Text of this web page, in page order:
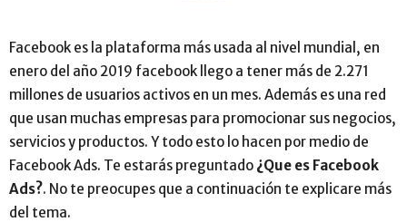
Facebook es la plataforma más usada al nivel mundial, en
enero del año 2019 facebook llego a tener más de 2.271
millones de usuarios activos en un mes. Además es una red
que usan muchas empresas para promocionar sus negocios,
servicios y productos. Y todo esto lo hacen por medio de
Facebook Ads. Te estarás preguntado ¿Que es Facebook
Ads?. No te preocupes que a continuación te explicare más
del tema.